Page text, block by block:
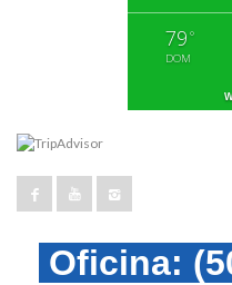
79 °
DOM
Oficina: